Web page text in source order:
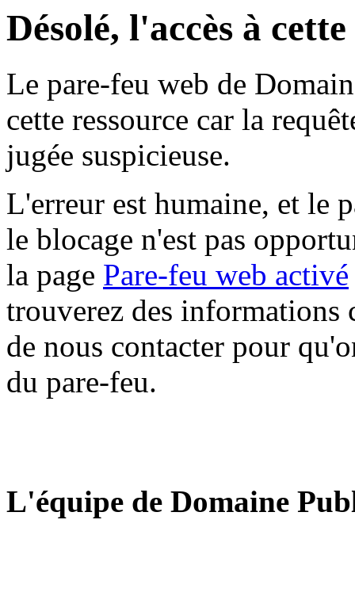
Désolé, l'accès à
Le pare-feu web de
cette ressource car la
jugée suspicieuse.
L'erreur est humaine, et le
le blocage n'est pas
la page Pare-feu web activé
trouverez des informations
de nous contacter pour
du pare-feu.
L'équipe de Domaine